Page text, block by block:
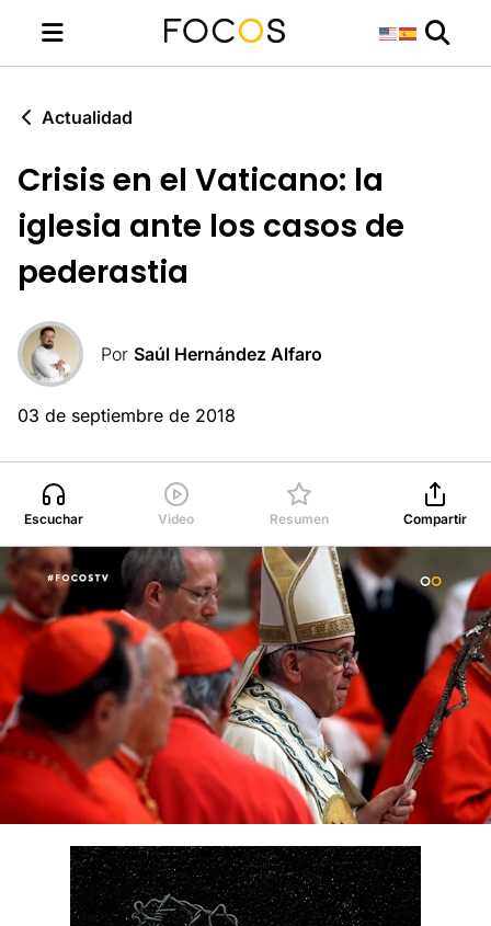
Actualidad
Crisis en el Vaticano: la
iglesia ante los casos de
pederastia
Por Saúl Hernández Alfaro
03 de septiembre de 2018
Escuchar Video Resumen Compartir